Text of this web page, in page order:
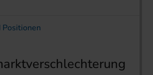
Positionen